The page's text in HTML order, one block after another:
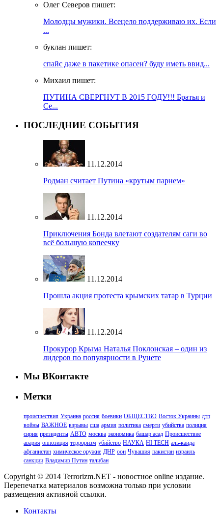
Олег Северов пишет:
Молодцы мужики. Всецело поддерживаю их. Если
...
буклан пишет:
спайс даже в пакетике опасен? буду иметь ввид...
Михаил пишет:
ПУТИНА СВЕРГНУТ В 2015 ГОДУ!!! Братья и
Се...
ПОСЛЕДНИЕ СОБЫТИЯ
11.12.2014
Родман считает Путина «крутым парнем»
11.12.2014
Приключения Бонда влетают создателям саги во
всё большую копеечку
11.12.2014
Прошла акция протеста крымских татар в Турции
11.12.2014
Прокурор Крыма Наталья Поклонская – один из
лидеров по популярности в Рунете
Мы ВКонтакте
Метки
происшествия Украина россия боевики ОБЩЕСТВО Восток Украины дтп
войны ВАЖНОЕ взрывы сша армия политика смерти убийства полиция
сирия президенты АВТО москва экономика башар асад Происшествие
авария оппозиция терроризм убийство НАУКА HI TECH аль-каида
афганистан химическое оружие ДНР оон Чувашия пакистан израиль
санкции Владимир Путин талибан
Copyright © 2014 Terrorizm.NET - новостное online издание.
Перепечатка материалов возможна только при условии
размещения активной ссылки.
Контакты